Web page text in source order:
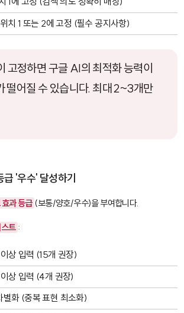
치 1 또는 2에 고정 (필수 공지사항)
고정하면 구글 AI의 최적화 능력이
떨어질 수 있습니다. 최대 2~3개만
'우수' 달성하기
과 등급 (보통/양호/우수)을 부여합니다.
트 :
상 입력 (15개 권장)
상 입력 (4개 권장)
별화 (중복 표현 최소화)